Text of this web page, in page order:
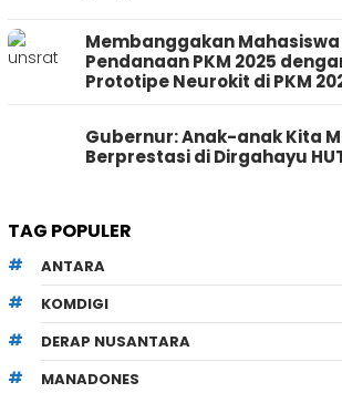
Membanggakan Mahasiswa
Pendanaan PKM 2025
Prototipe Neurokit di PKM
Gubernur: Anak-anak Kita
Berprestasi di Dirgahayu
TAG POPULER
ANTARA
KOMDIGI
DERAP NUSANTARA
MANADONES